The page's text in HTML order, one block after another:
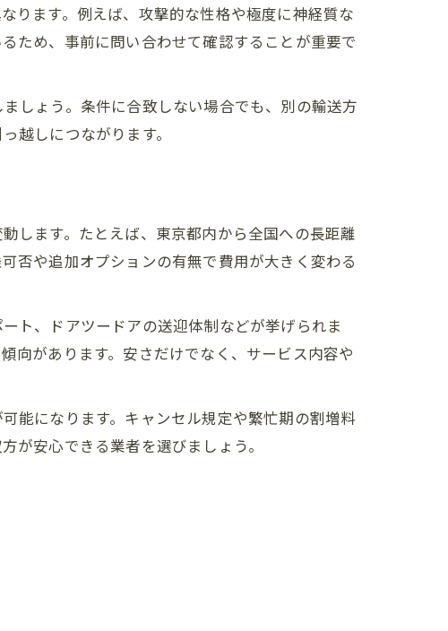
ります。例えば、攻撃的な性格や極度に神経質な
ため、事前に問い合わせて確認することが重要で
しょう。条件に合致しない場合でも、別の輸送方
越しにつながります。
します。たとえば、東京都内から全国への長距離
否や追加オプションの有無で費用が大きく変わる
ト、ドアツードアの送迎体制などが挙げられま
向があります。安さだけでなく、サービス内容や
能になります。キャンセル規定や繁忙期の割増料
が安心できる業者を選びましょう。